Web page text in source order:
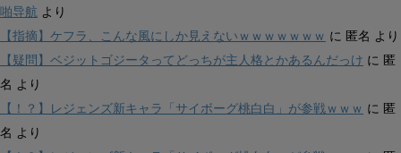
啪导航 より
【指摘】ケフラ、こんな風にしか見えないｗｗｗｗｗｗｗ に 匿名 より
【疑問】ベジットゴジータってどっちが主人格とかあるんだっけ に 匿
名 より
【！？】レジェンズ新キャラ「サイボーグ桃白白」が参戦ｗｗｗ に 匿
名 より